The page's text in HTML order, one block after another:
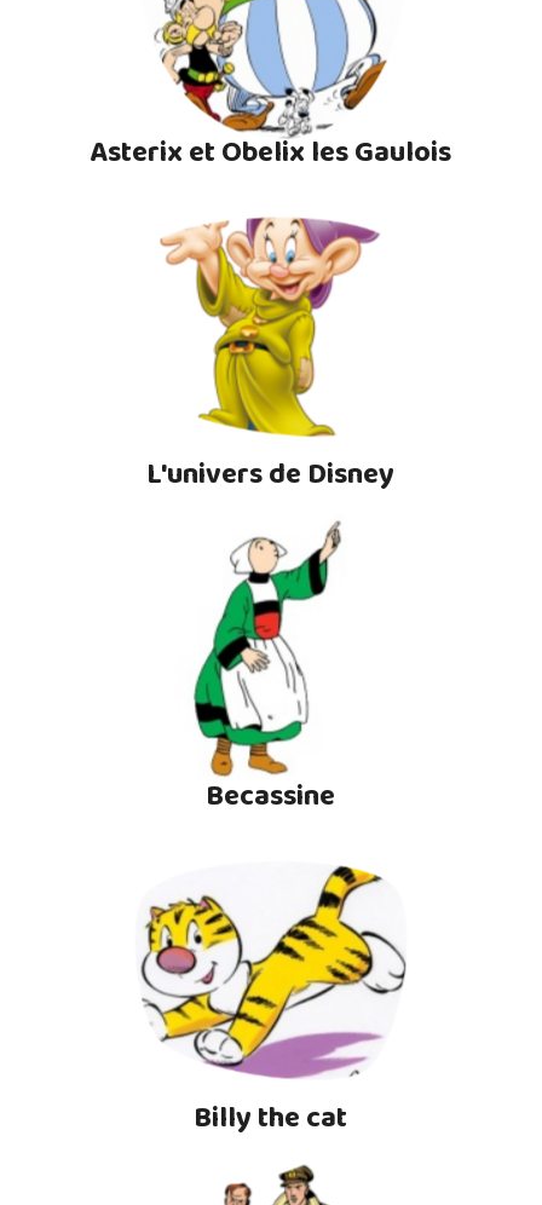
Asterix et Obelix les Gaulois
L'univers de Disney
Becassine
Billy the cat